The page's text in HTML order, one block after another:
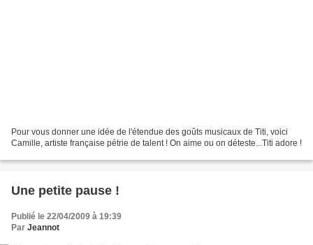
Pour vous donner une idée de l'étendue des goûts musicaux de Titi, voici
Camille, artiste française pétrie de talent ! On aime ou on déteste...Titi adore !
Une petite pause !
Publié le 22/04/2009 à 19:39
Par Jeannot